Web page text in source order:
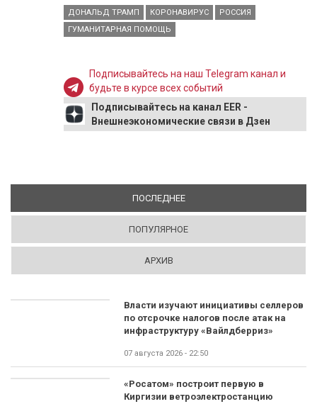
ДОНАЛЬД ТРАМП КОРОНАВИРУС
РОССИЯ
ГУМАНИТАРНАЯ ПОМОЩЬ
Подписывайтесь на наш Telegram канал и
будьте в курсе всех событий
Подписывайтесь на канал EER -
Внешнеэкономические связи в Дзен
ПОСЛЕДНЕЕ(АКТИВНАЯ ВКЛАДКА)
ПОПУЛЯРНОЕ
АРХИВ
Власти изучают инициативы селлеров
по отсрочке налогов после атак на
инфраструктуру «Вайлдберриз»
07 августа 2026 - 22:50
«Росатом» построит первую в
Киргизии ветроэлектростанцию